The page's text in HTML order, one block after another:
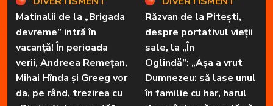
Matinalii de la „Brigada
devreme” intră în
vacanță! În perioada
verii, Andreea Remețan,
Mihai Hînda și Greeg vor
da, pe rând, trezirea cu
Răzvan de la Pitești,
despre portativul vieții
sale, la „În
Oglindă”: „Așa a vrut
Dumnezeu: să lase unul
în familie cu har, harul